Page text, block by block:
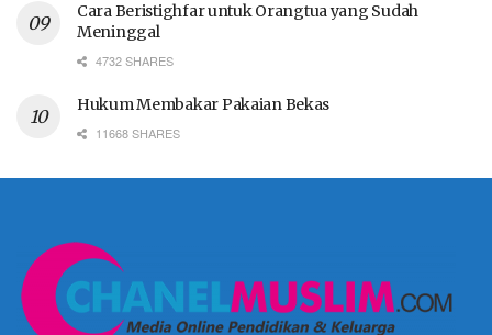
Cara Beristighfar untuk Orangtua yang Sudah
Meninggal
4732 SHARES
Hukum Membakar Pakaian Bekas
11668 SHARES